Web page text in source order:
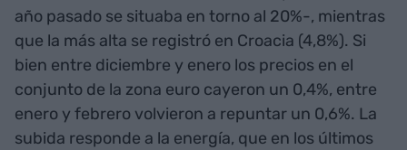
año pasado se situaba en torno al 20%-, mientras
que la más alta se registró en Croacia (4,8%). Si
bien entre diciembre y enero los precios en el
conjunto de la zona euro cayeron un 0,4%, entre
enero y febrero volvieron a repuntar un 0,6%. La
subida responde a la energía, que en los últimos